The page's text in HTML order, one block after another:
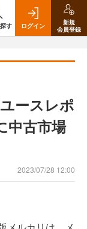
す ログイン
新規
会員登録
ースレポ
中古市場
2023/07/28 12:00